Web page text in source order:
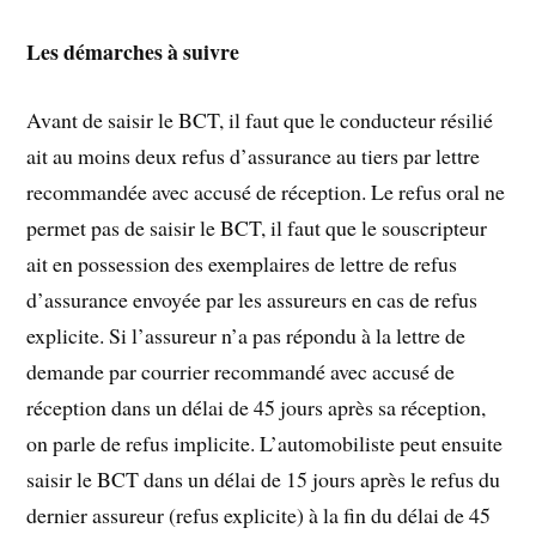
Les démarches à suivre
Avant de saisir le BCT, il faut que le conducteur résilié
ait au moins deux refus d’assurance au tiers par lettre
recommandée avec accusé de réception. Le refus oral ne
permet pas de saisir le BCT, il faut que le souscripteur
ait en possession des exemplaires de lettre de refus
d’assurance envoyée par les assureurs en cas de refus
explicite. Si l’assureur n’a pas répondu à la lettre de
demande par courrier recommandé avec accusé de
réception dans un délai de 45 jours après sa réception,
on parle de refus implicite. L’automobiliste peut ensuite
saisir le BCT dans un délai de 15 jours après le refus du
dernier assureur (refus explicite) à la fin du délai de 45